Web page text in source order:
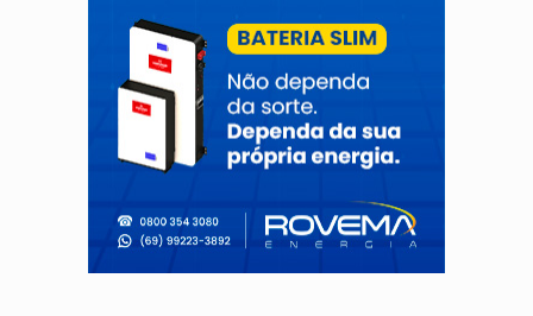
PARECE UM NUGGET:Essa receita com frango virou o meu
EMPREENDEDORISMO: 7 negócios que podem começar com pouco dinheiro e
GIGANTE DA AMÉRICA: Brasil reúne dimensão continental e posição
INDEPENDÊNCIA:10 dicas importantes para quem quer
VARCENA: Cientistas descobrem nova espécie de rã em florestas